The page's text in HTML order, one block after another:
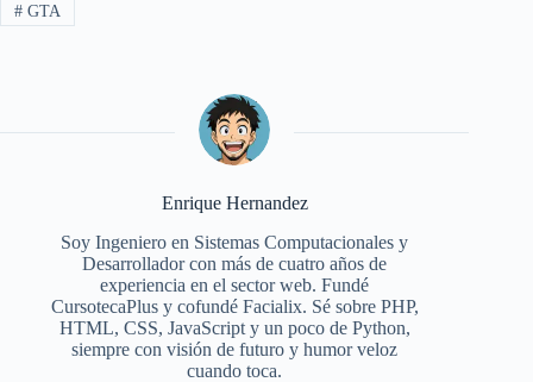
#GTA
Enrique Hernandez
Soy Ingeniero en Sistemas Computacionales y
Desarrollador con más de cuatro años de
experiencia en el sector web. Fundé
CursotecaPlus y cofundé Facialix. Sé sobre PHP,
HTML, CSS, JavaScript y un poco de Python,
siempre con visión de futuro y humor veloz
cuando toca.